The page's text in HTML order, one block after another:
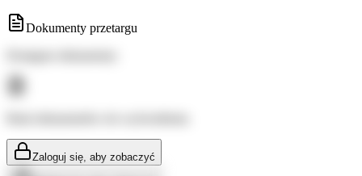
Dokumenty przetargu
Zaloguj się, aby zobaczyć